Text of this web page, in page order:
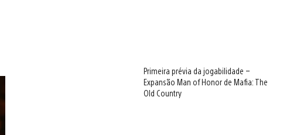
Primeira prévia da jogabilidade –
Expansão Man of Honor de Mafia: The
Old Country